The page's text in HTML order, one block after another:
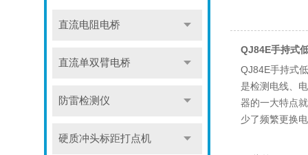
直流电阻电桥
直流单双臂电桥
防雷检测仪
硬质冲头标距打点机
QJ84E手持式
QJ84E手持式
是检测电线、
器的一大特点
少了频繁更换